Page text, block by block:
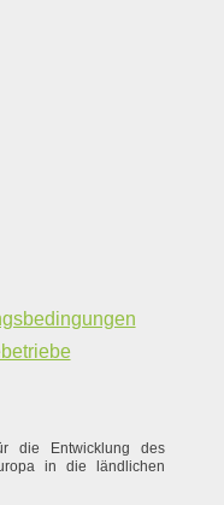
die Entwicklung des
in die ländlichen